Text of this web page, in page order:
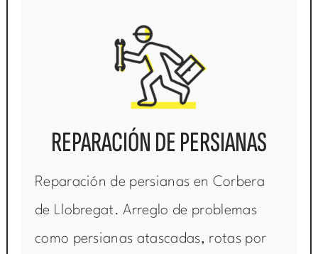
REPARACIÓN DE PERSIANAS
Reparación de persianas en Corbera
de Llobregat. Arreglo de problemas
como persianas atascadas, rotas por